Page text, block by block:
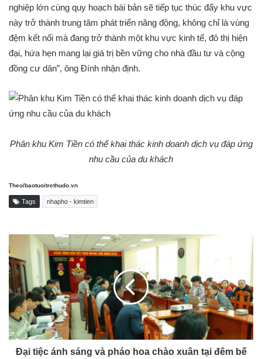
nghiệp lớn cùng quy hoạch bài bản sẽ tiếp tục thúc đẩy khu vực
này trở thành trung tâm phát triển năng động, không chỉ là vùng
đệm kết nối mà đang trở thành một khu vực kinh tế, đô thị hiện
đại, hứa hẹn mang lại giá trị bền vững cho nhà đầu tư và cộng
đồng cư dân”, ông Đính nhận định.
Phân khu Kim Tiền có thể khai thác kinh doanh dịch vụ đáp ứng
nhu cầu của du khách
Theo/baotuoitrethudo.vn
Tags nhapho - kimtien
Đại tiệc ánh sáng và pháo hoa chào xuân tại đêm bế